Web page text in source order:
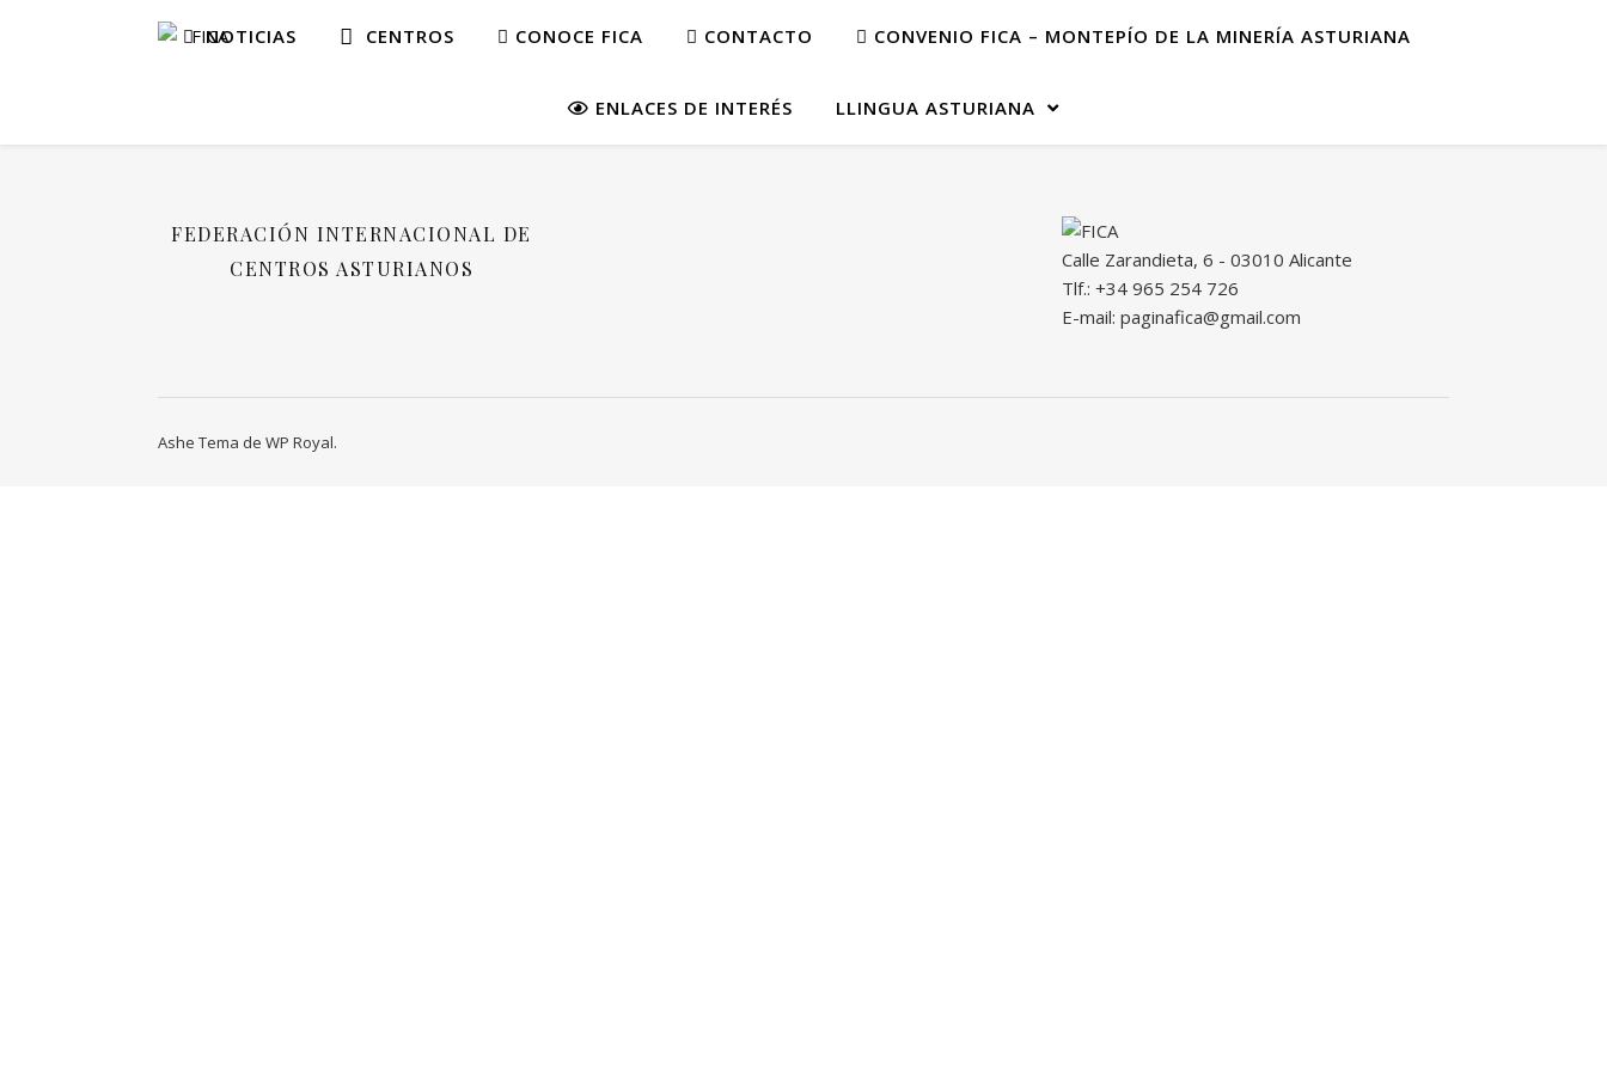
NOTICIAS CENTROS CONOCE FICA CONTACTO CONVENIO FICA – MONTEPÍO DE LA MINERÍA ASTURIANA
ENLACES DE INTERÉS LLINGUA ASTURIANA
FEDERACIÓN INTERNACIONAL DE
CENTROS ASTURIANOS
Calle Zarandieta, 6 - 03010 Alicante
Tlf.: +34 965 254 726
E-mail: paginafica@gmail.com
Ashe Tema de WP Royal.